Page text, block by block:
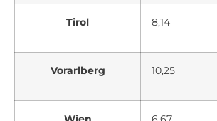
Tirol 8,14
Vorarlberg 10,25